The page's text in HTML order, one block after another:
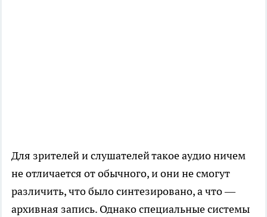
Для зрителей и слушателей такое аудио ничем
не отличается от обычного, и они не смогут
различить, что было синтезировано, а что —
архивная запись. Однако специальные системы